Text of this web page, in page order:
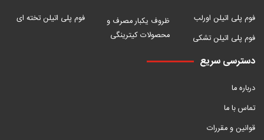
فوم پلی اتیلن اورلب
فوم پلی اتیلن تشکی
ظروف یکبار مصرف و
محصولات کیترینگی
فوم پلی اتیلن تخته ای
دسترسی سریع
درباره ما
تماس با ما
قوانین و مقررات